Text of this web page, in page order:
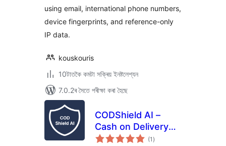
using email, international phone numbers,
device fingerprints, and reference-only
IP data.
kouskouris
10টাতকৈ কমটা সক্ৰিয় ইনষ্টলেশ্যন
7.0.2ৰ সৈতে পৰীক্ষা কৰা হৈছে
CODShield AI –
Cash on Delivery
(COD) Fraud Shield
(1 টা
মুঠ)